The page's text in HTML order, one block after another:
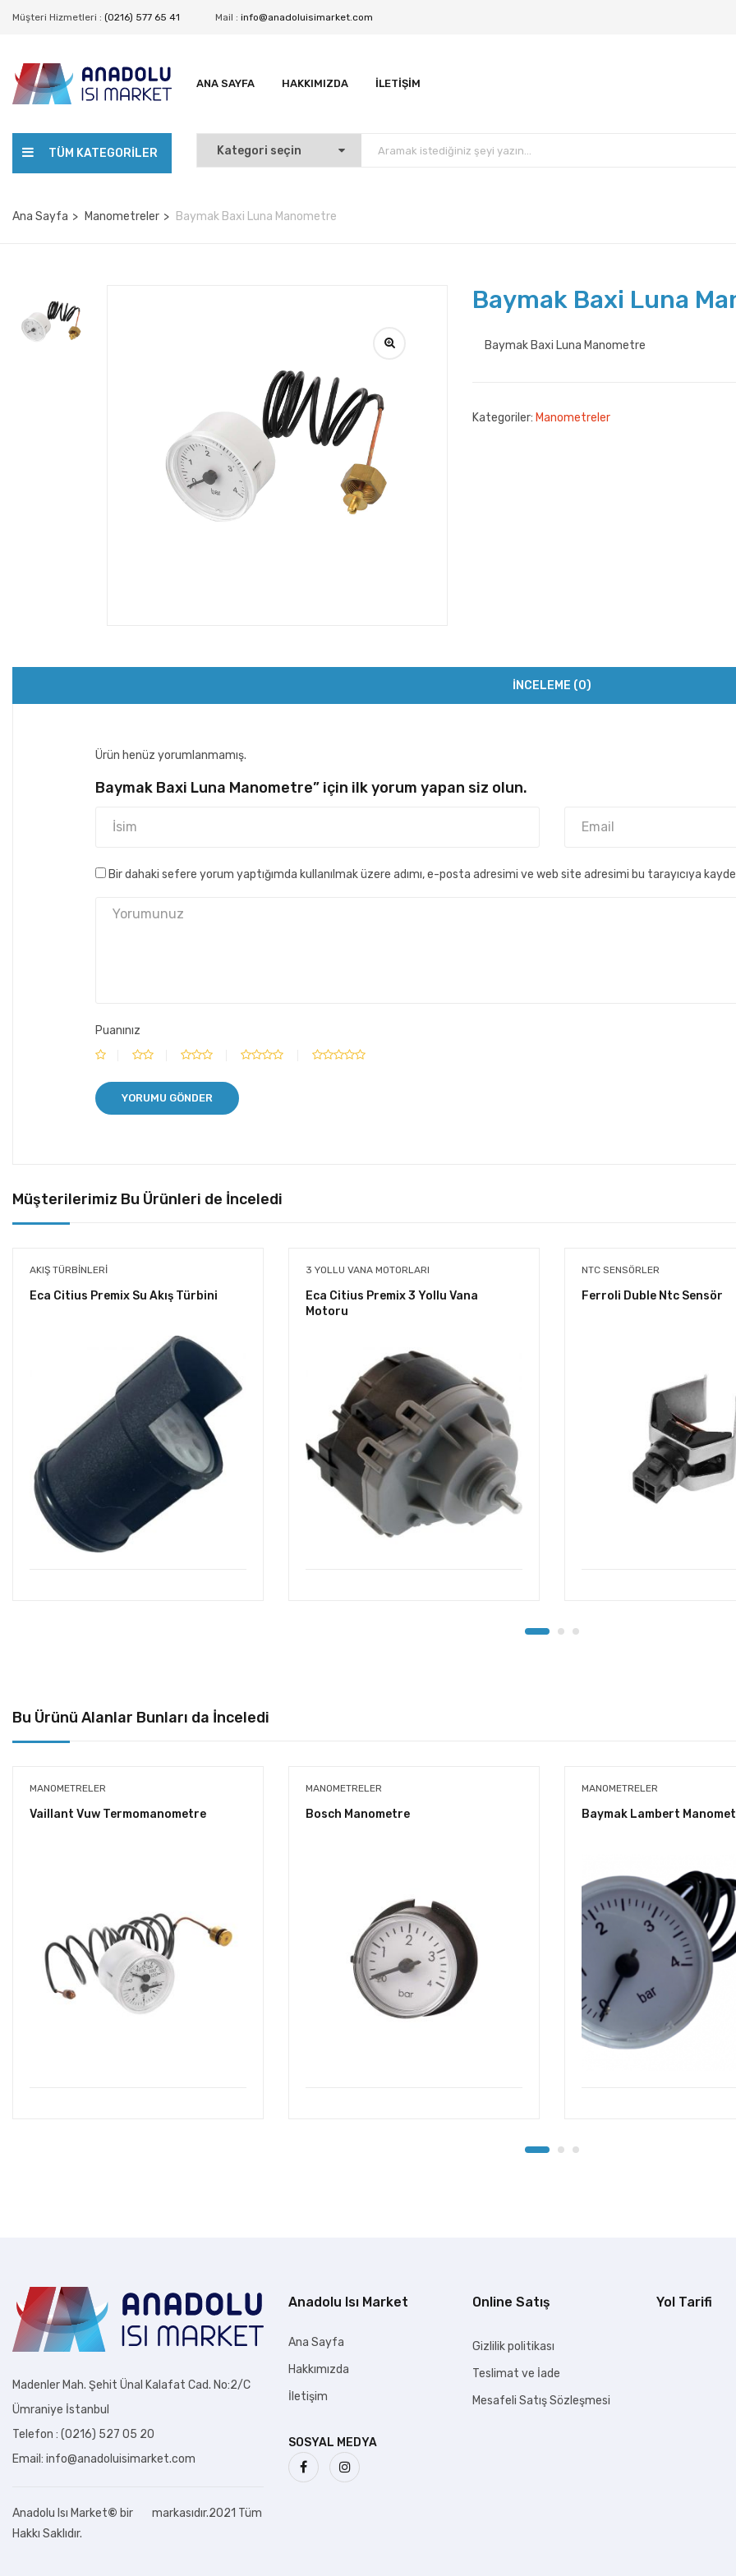
Müşteri Hizmetleri : (0216) 577 65 41 Mail : info@anadoluisimarket.com
ANA SAYFA HAKKIMIZDA İLETIŞIM
TÜM KATEGORILER
Ana Sayfa Manometreler Baymak Baxi Luna Manometre
Baymak Baxi Luna
Baymak Baxi Luna Manometre
Kategoriler: Manometreler
İNCELEME (0)
Ürün henüz yorumlanmamış.
Baymak Baxi Luna Manometre” için ilk yorum yapan siz olun.
Bir dahaki sefere yorum yaptığımda kullanılmak üzere adımı, e-posta adresimi ve web site adresimi bu tarayıcıya
Puanınız
Müşterilerimiz Bu Ürünleri de İnceledi
AKIŞ TÜRBINLERI
Eca Citius Premix Su Akış Türbini
3 YOLLU VANA MOTORLARI
Eca Citius Premix 3 Yollu Vana
Motoru
NTC SENSÖRLER
Ferroli Duble Ntc Sensör
Bu Ürünü Alanlar Bunları da İnceledi
MANOMETRELER
Vaillant Vuw Termomanometre
MANOMETRELER
Bosch Manometre
MANOMETRELER
Baymak Lambert
Madenler Mah. Şehit Ünal Kalafat Cad. No:2/C
Ümraniye İstanbul
Telefon : (0216) 527 05 20
Email: info@anadoluisimarket.com
Anadolu Isı Market© bir
markasıdır.2021 Tüm
Hakkı Saklıdır.
Anadolu Isı Market
Ana Sayfa
Hakkımızda
İletişim
SOSYAL MEDYA
Online Satış
Gizlilik politikası
Teslimat ve İade
Mesafeli Satış Sözleşmesi
Yol Tarifi